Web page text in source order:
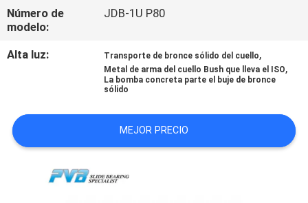
LOS
VÍDEOS
ESPECTÁCULO
SOBRE
NOSOTROS
Número de
modelo:
JDB-1U P80
Alta luz: Transporte de bronce sólido del cuello,
Metal de arma del cuello Bush que lleva el ISO,
La bomba concreta parte el buje de bronce
sólido
MEJOR PRECIO